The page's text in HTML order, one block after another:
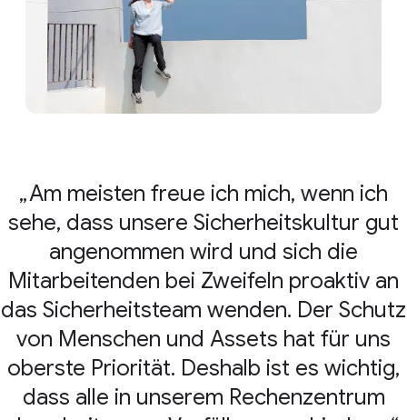
Am meisten freue ich mich, wenn ich
sehe, dass unsere Sicherheitskultur gut
angenommen wird und sich die
Mitarbeitenden bei Zweifeln proaktiv an
das Sicherheitsteam wenden. Der Schutz
von Menschen und Assets hat für uns
oberste Priorität. Deshalb ist es wichtig,
dass alle in unserem Rechenzentrum